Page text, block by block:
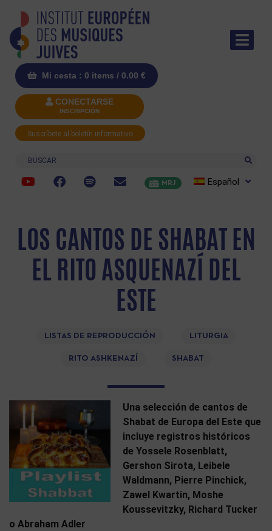
Mi cesta : 0 items / 0.00 €
CONECTARSE
INSCRIPCIÓN
Suscríbete al boletín informativo
Buscar
MRJ Español
LOS CANTOS DE SHABAT EN
EL RITO ASQUENAZÍ DEL
ESTE
LISTAS DE REPRODUCCIÓN LITURGIA
RITO ASHKENAZÍ SHABAT
Una selección de cantos de
Shabat de Europa del Este que
incluye registros históricos
de Yossele Rosenblatt,
Gershon Sirota, Leibele
Waldmann, Pierre Pinchick,
Zawel Kwartin, Moshe
Koussevitzky, Richard Tucker
o Abraham Adler